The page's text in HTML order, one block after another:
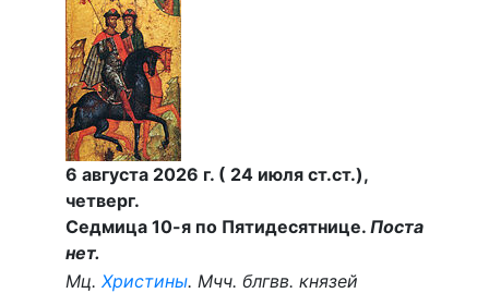
6 августа 2026 г. ( 24 июля ст.ст.),
четверг.
Седмица 10-я по Пятидесятнице. Поста
нет.
Мц. Христины. Мчч. блгвв. князей